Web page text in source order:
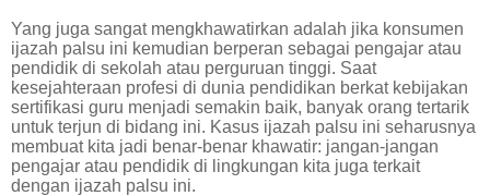
Yang juga sangat mengkhawatirkan adalah jika konsumen
ijazah palsu ini kemudian berperan sebagai pengajar atau
pendidik di sekolah atau perguruan tinggi. Saat
kesejahteraan profesi di dunia pendidikan berkat kebijakan
sertifikasi guru menjadi semakin baik, banyak orang tertarik
untuk terjun di bidang ini. Kasus ijazah palsu ini seharusnya
membuat kita jadi benar-benar khawatir: jangan-jangan
pengajar atau pendidik di lingkungan kita juga terkait
dengan ijazah palsu ini.